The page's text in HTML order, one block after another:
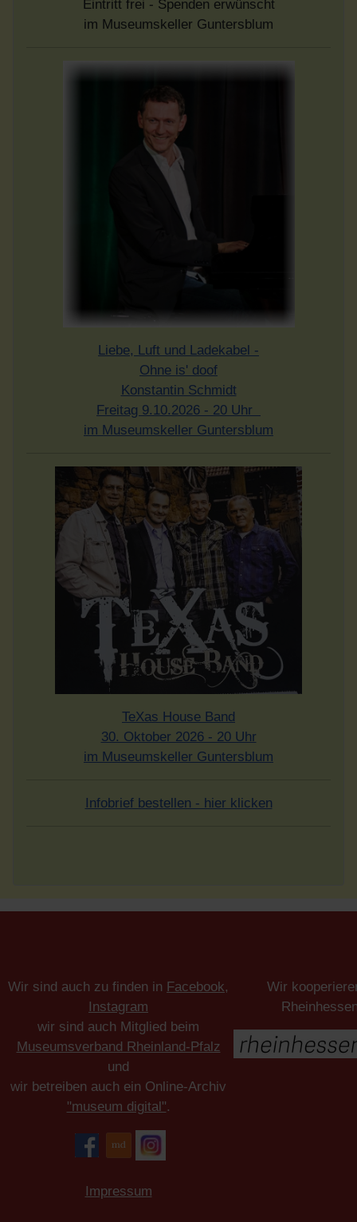
Eintritt frei - Spenden erwünscht
im Museumskeller Guntersblum
Liebe, Luft und Ladekabel -
Ohne is' doof
Konstantin Schmidt
Freitag 9.10.2026 - 20 Uhr
im Museumskeller Guntersblum
TeXas House Band
30. Oktober 2026 - 20 Uhr
im Museumskeller Guntersblum
Infobrief bestellen - hier klicken
Wir sind auch zu finden in Facebook,
Instagram
wir sind auch Mitglied beim
Museumsverband Rheinland-Pfalz
und
wir betreiben auch ein Online-Archiv
"museum digital".
Impressum
Wir